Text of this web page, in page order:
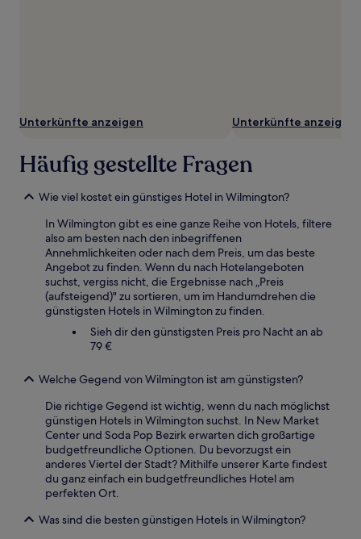
Unterkünfte anzeigen Unterkünfte anzeigen
Häufig gestellte Fragen
Wie viel kostet ein günstiges Hotel in Wilmington?
In Wilmington gibt es eine ganze Reihe von Hotels, filtere
also am besten nach den inbegriffenen
Annehmlichkeiten oder nach dem Preis, um das beste
Angebot zu finden. Wenn du nach Hotelangeboten
suchst, vergiss nicht, die Ergebnisse nach „Preis
(aufsteigend)" zu sortieren, um im Handumdrehen die
günstigsten Hotels in Wilmington zu finden.
Sieh dir den günstigsten Preis pro Nacht an ab
79 €
Welche Gegend von Wilmington ist am günstigsten?
Die richtige Gegend ist wichtig, wenn du nach möglichst
günstigen Hotels in Wilmington suchst. In New Market
Center und Soda Pop Bezirk erwarten dich großartige
budgetfreundliche Optionen. Du bevorzugst ein
anderes Viertel der Stadt? Mithilfe unserer Karte findest
du ganz einfach ein budgetfreundliches Hotel am
perfekten Ort.
Was sind die besten günstigen Hotels in Wilmington?